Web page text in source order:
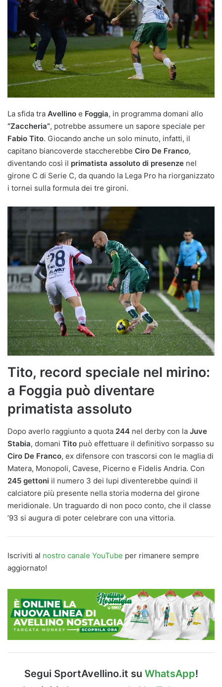
La sfida tra Avellino e Foggia, in programma domani allo
“Zaccheria”, potrebbe assumere un sapore speciale per
Fabio Tito. Giocando anche un solo minuto, infatti, il
capitano biancoverde staccherebbe Ciro De Franco,
diventando così il primatista assoluto di presenze nel
girone C di Serie C, da quando la Lega Pro ha riorganizzato
i tornei sulla formula dei tre gironi.
Tito, record speciale nel mirino:
a Foggia può diventare
primatista assoluto
Dopo averlo raggiunto a quota 244 nel derby con la Juve
Stabia, domani Tito può effettuare il definitivo sorpasso su
Ciro De Franco, ex difensore con trascorsi con le maglia di
Matera, Monopoli, Cavese, Picerno e Fidelis Andria. Con
245 gettoni il numero 3 dei lupi diventerebbe quindi il
calciatore più presente nella storia moderna del girone
meridionale. Un traguardo di non poco conto, che il classe
’93 si augura di poter celebrare con una vittoria.
Iscriviti al nostro canale YouTube per rimanere sempre
aggiornato!
Segui SportAvellino.it su WhatsApp!